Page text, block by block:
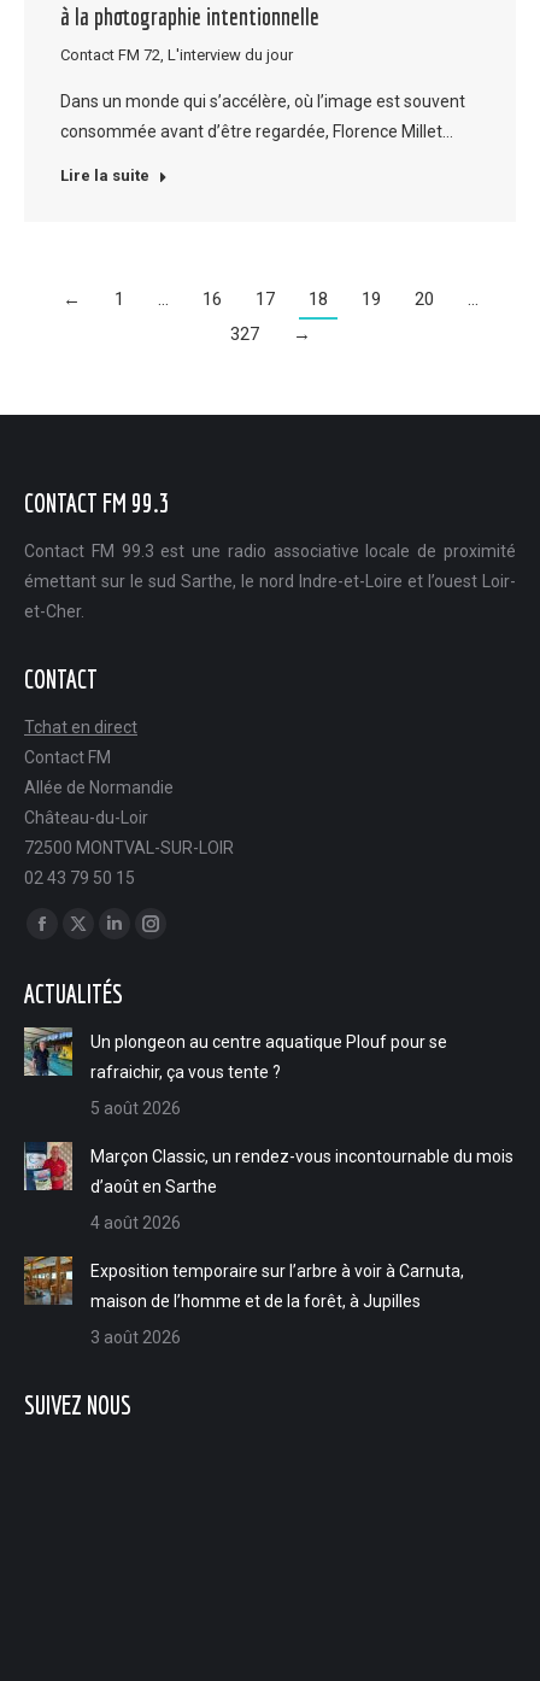
à la photographie intentionnelle
Contact FM 72 L'interview du jour
Dans un monde qui s’accélère, où l’image est souvent
consommée avant d’être regardée, Florence Millet…
Lire la suite
← 1 … 16 17 18 19 20
…
327
→
CONTACT FM 99.3
Contact FM 99.3 est une radio associative locale de proximité
émettant sur le sud Sarthe, le nord Indre-et-Loire et l’ouest Loir-
et-Cher.
CONTACT
Tchat en direct
Contact FM
Allée de Normandie
Château-du-Loir
72500 MONTVAL-SUR-LOIR
02 43 79 50 15
Trouvez nous sur :
Facebook
opens
in
new
X
opens
new
LinkedIn
opens
in
new
Instagram
new
ACTUALITÉS
Un plongeon au centre aquatique Plouf pour se
rafraichir, ça vous tente ?
5 août 2026
Marçon Classic, un rendez-vous incontournable du mois
d’août en Sarthe
4 août 2026
Exposition temporaire sur l’arbre à voir à Carnuta,
maison de l’homme et de la forêt, à Jupilles
3 août 2026
SUIVEZ NOUS